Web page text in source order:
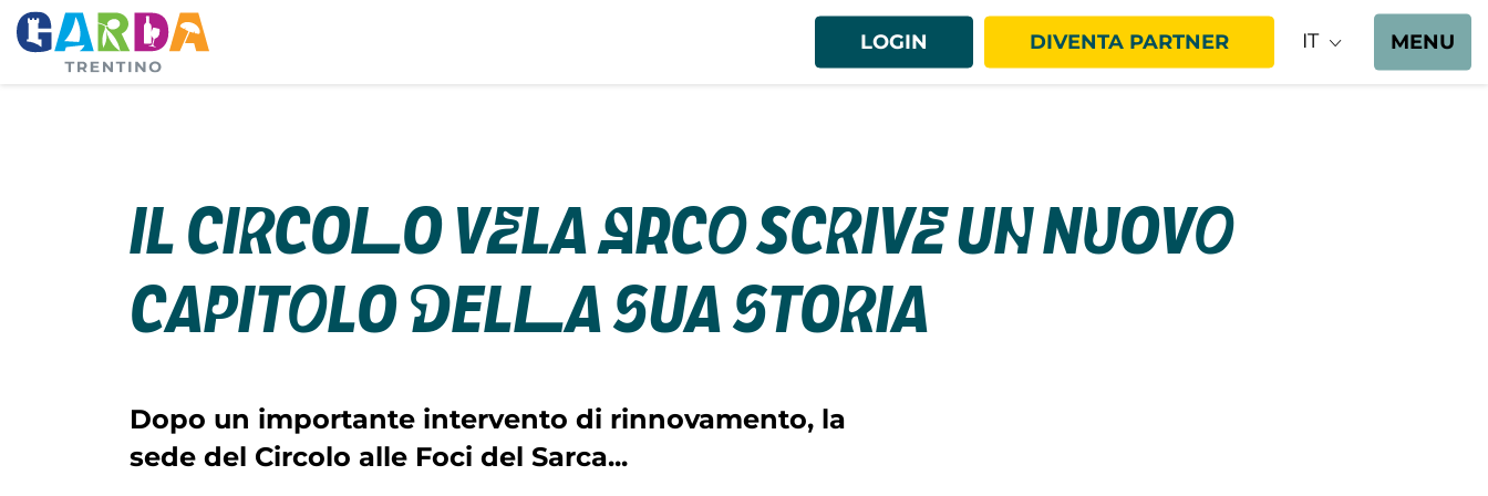
LOGIN DIVENTA PARTNER IT MENU
Il Circolo Vela Arco scrive un nuovo
capitolo della sua storia
Dopo un importante intervento di rinnovamento, la
sede del Circolo alle Foci del Sarca...